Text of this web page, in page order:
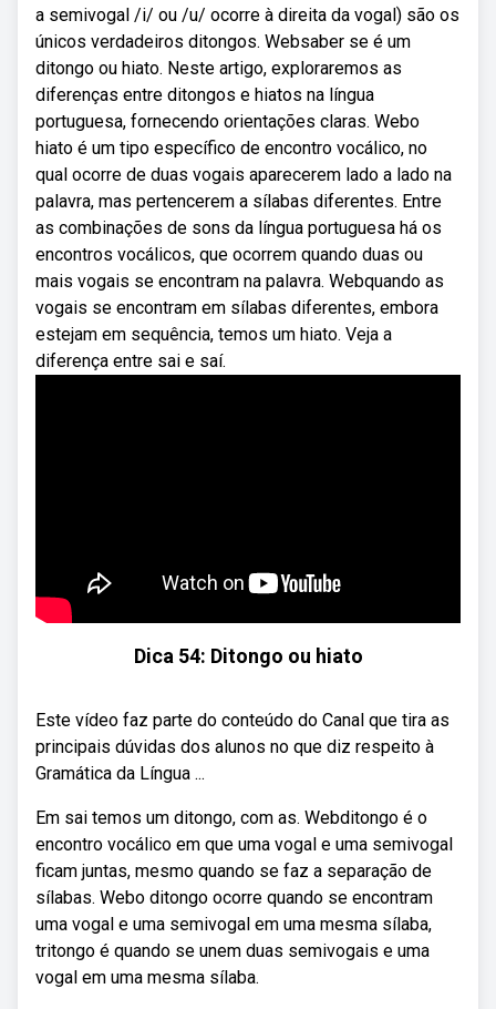
a semivogal /i/ ou /u/ ocorre à direita da vogal) são os
únicos verdadeiros ditongos. Websaber se é um
ditongo ou hiato. Neste artigo, exploraremos as
diferenças entre ditongos e hiatos na língua
portuguesa, fornecendo orientações claras. Webo
hiato é um tipo específico de encontro vocálico, no
qual ocorre de duas vogais aparecerem lado a lado na
palavra, mas pertencerem a sílabas diferentes. Entre
as combinações de sons da língua portuguesa há os
encontros vocálicos, que ocorrem quando duas ou
mais vogais se encontram na palavra. Webquando as
vogais se encontram em sílabas diferentes, embora
estejam em sequência, temos um hiato. Veja a
diferença entre sai e saí.
Dica 54: Ditongo ou hiato
Este vídeo faz parte do conteúdo do Canal que tira as
principais dúvidas dos alunos no que diz respeito à
Gramática da Língua ...
Em sai temos um ditongo, com as. Webditongo é o
encontro vocálico em que uma vogal e uma semivogal
ficam juntas, mesmo quando se faz a separação de
sílabas. Webo ditongo ocorre quando se encontram
uma vogal e uma semivogal em uma mesma sílaba,
tritongo é quando se unem duas semivogais e uma
vogal em uma mesma sílaba.